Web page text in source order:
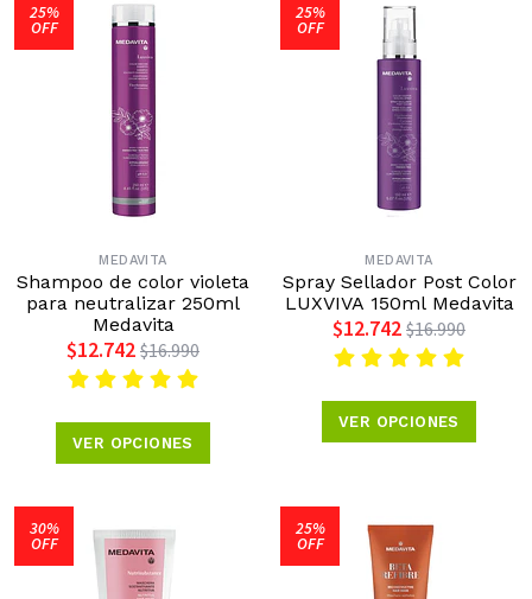
25%
OFF
MEDAVITA
Shampoo de color violeta
para neutralizar 250ml
Medavita
$12.742 $16.990
VER OPCIONES
25%
OFF
MEDAVITA
Spray Sellador Post Color
LUXVIVA 150ml Medavita
$12.742 $16.990
VER OPCIONES
30%
OFF
25%
OFF